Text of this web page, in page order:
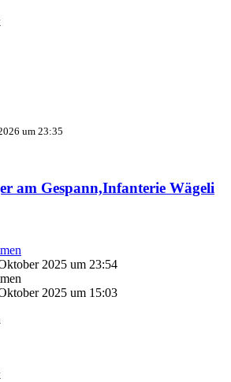
um 23:35
am Gespann,Infanterie Wägeli
2025 um 23:54
2025 um 15:03